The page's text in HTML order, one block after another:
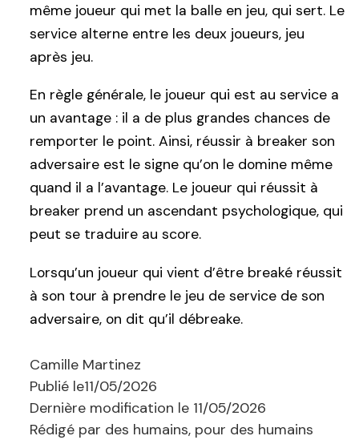
même joueur qui met la balle en jeu, qui sert. Le
service alterne entre les deux joueurs, jeu
après jeu.
En règle générale, le joueur qui est au service a
un avantage : il a de plus grandes chances de
remporter le point. Ainsi, réussir à breaker son
adversaire est le signe qu’on le domine même
quand il a l’avantage. Le joueur qui réussit à
breaker prend un ascendant psychologique, qui
peut se traduire au score.
Lorsqu’un joueur qui vient d’être breaké réussit
à son tour à prendre le jeu de service de son
adversaire, on dit qu’il débreake.
Camille Martinez
Publié le11/05/2026
Dernière modification le 11/05/2026
Rédigé par des humains, pour des humains